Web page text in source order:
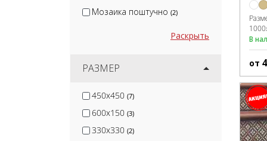
Мозаика поштучно (2)
Раскрыть
РАЗМЕР
450x450 (7)
600x150 (3)
330x330 (2)
В
от